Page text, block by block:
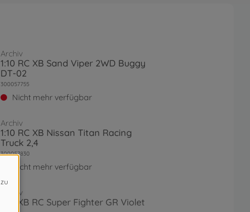
Archiv
1:10 RC XB Sand Viper 2WD Buggy
DT-02
300057755
Nicht mehr verfügbar
Archiv
1:10 RC XB Nissan Titan Racing
Truck 2,4
300057830
Nicht mehr verfügbar
Archiv
1:10 XB RC Super Fighter GR Violet